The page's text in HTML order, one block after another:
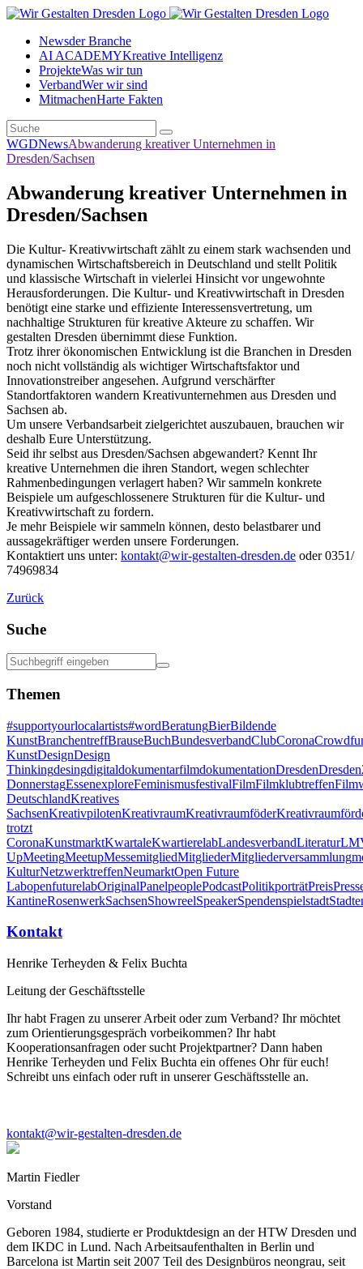
Newsder Branche
AI ACADEMYKreative Intelligenz
ProjekteWas wir tun
VerbandWer wir sind
MitmachenHarte Fakten
WGDNewsAbwanderung kreativer Unternehmen in
Dresden/Sachsen
Abwanderung kreativer Unternehmen in
Dresden/Sachsen
Die Kultur- Kreativwirtschaft zählt zu einem stark wachsenden und
dynamischen Wirtschaftsbereich in Deutschland und stellt Politik
und klassische Wirtschaft in vielerlei Hinsicht vor ungewohnte
Herausforderungen. Die Kultur- und Kreativwirtschaft in Dresden
benötigt eine starke und effiziente Interessensvertretung, um
nachhaltige Strukturen für kreative Akteure zu schaffen. Wir
gestalten Dresden übernimmt diese Funktion.
Trotz ihrer ökonomischen Entwicklung ist die Branchen in Dresden
noch nicht vollständig als wichtiger Wirtschaftsfaktor und
Innovationstreiber angesehen. Aufgrund verschärfter
Standortfaktoren wandern Kreativunternehmen aus Dresden und
Sachsen ab.
Um unsere Verbandsarbeit zielgerichtet auszubauen, brauchen wir
deshalb Eure Unterstützung.
Seid ihr selbst aus Dresden/Sachsen abgewandert? Kennt Ihr
kreative Unternehmen die ihren Standort, wegen schlechter
Rahmenbedingungen verlagert haben? Wir sammeln konkrete
Beispiele um aufgeschlossenere Strukturen für die Kultur- und
Kreativwirtschaft zu fordern.
Je mehr Beispiele wir sammeln können, desto belastbarer und
aussagekräftiger werden unsere Forderungen.
Kontaktiert uns unter: kontakt@wir-gestalten-dresden.de oder 0351/
74969834
Zurück
Suche
Themen
#supportyourlocalartists#wordBeratungBierBildende
KunstBranchentreffBrauseBuchBundesverbandClubCorona
KunstDesignDesign
ThinkingdesingdigitaldokumentarfilmdokumentationDresden
DonnerstagEssenexploreFeminismusfestivalFilmFilmklubtreffen
DeutschlandKreatives
SachsenKreativpilotenKreativraumKreativraumföder
trotzt
CoronaKunstmarktKwartaleKwartierelabLandesverbandLiteratur
UpMeetingMeetupMessemitgliedMitgliederMitgliederversammlung
KulturNetzwerktreffenNeumarktOpen Future
LabopenfuturelabOriginalPanelpeoplePodcastPolitikporträtPreis
KantineRosenwerkSachsenShowreelSpeakerSpendenspielstadt
Kontakt
Henrike Terheyden & Felix Buchta
Leitung der Geschäftsstelle
Ihr habt Fragen zu unserer Arbeit oder zum Verband? Ihr möchtet
zum Orientierungsgespräch vorbeikommen? Ihr habt
Kooperationsanfragen oder sucht Projektpartner? Dann haben
Henrike Terheyden und Felix Buchta ein offenes Ohr für euch!
Schreibt uns einfach oder ruft in unserer Geschäftsstelle an.
kontakt@wir-gestalten-dresden.de
Martin Fiedler
Vorstand
Geboren 1984, studierte er Produktdesign an der HTW Dresden und
dem IKDC in Lund. Nach Arbeitsaufenthalten in Berlin und
Barcelona ist Martin seit 2007 Teil des Designbüros neongrau, seit